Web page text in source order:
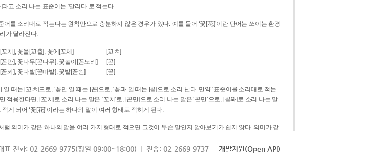
라고 소리 나는 표준어는 ‘달리다’로 적는다.
어를 소리대로 적는다는 원칙만으로 충분하지 않은 경우가 있다. 예를 들어 ‘꽃[花]’이란 단어는 쓰이는 환경
가 달라진다.
꼬치], 꽃을[꼬츨], 꽃에[꼬체] …………… [꼬ㅊ]
꼰만], 꽃나무[꼰나무], 꽃놀이[꼰노리] … [꼰]
꼳꽈], 꽃다발[꼳따발], 꽃밭[꼳빧] ……… [꼳]
’일 때는 [꼬ㅊ]으로, ‘꽃만’일 때는 [꼰]으로, ‘꽃과’일 때는 [꼳]으로 소리 난다. 만약 ‘표준어를 소리대로 적는
, [꼬치]로 소리 나는 말은 ‘꼬치’로, [꼰만]으로 소리 나는 말은 ‘꼰만’으로, [꼳꽈]로 소리 나는 말
적게 되어 ‘꽃[花]’이라는 하나의 말이 여러 형태로 적히게 된다.
럼 의미가 같은 하나의 말을 여러 가지 형태로 적으면 그것이 무슨 말인지 알아보기가 쉽지 않다. 의미가 같
이 의미를 파악하는 데 효과적이다.
표 전화: 02-2669-9775(평일 09:00~18:00) 전송: 02-2669-9737 개발지원(Open API)